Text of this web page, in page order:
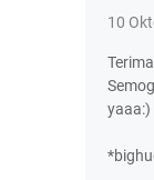
10
yaaa:)